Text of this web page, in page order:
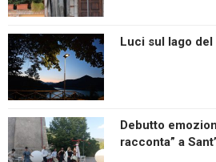
Luci sul lago del
Debutto
racconta” a